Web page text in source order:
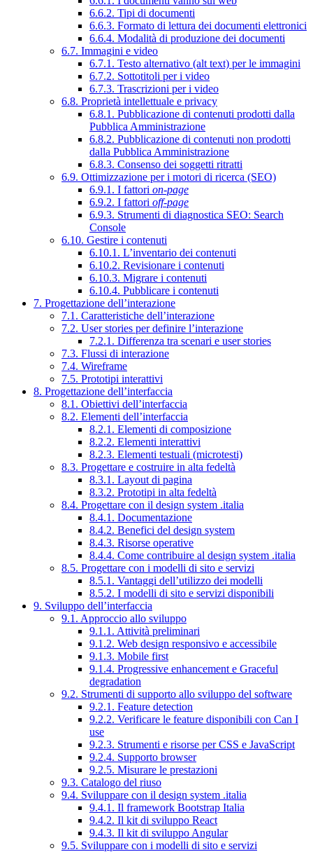
6.6.2. Tipi di documenti
6.6.3. Formato di lettura dei documenti elettronici
6.6.4. Modalità di produzione dei documenti
6.7. Immagini e video
6.7.1. Testo alternativo (alt text) per le immagini
6.7.2. Sottotitoli per i video
6.7.3. Trascrizioni per i video
6.8. Proprietà intellettuale e privacy
6.8.1. Pubblicazione di contenuti prodotti dalla
Pubblica Amministrazione
6.8.2. Pubblicazione di contenuti non prodotti
dalla Pubblica Amministrazione
6.8.3. Consenso dei soggetti ritratti
6.9. Ottimizzazione per i motori di ricerca (SEO)
6.9.1. I fattori on-page
6.9.2. I fattori off-page
6.9.3. Strumenti di diagnostica SEO: Search
Console
6.10. Gestire i contenuti
6.10.1. L’inventario dei contenuti
6.10.2. Revisionare i contenuti
6.10.3. Migrare i contenuti
6.10.4. Pubblicare i contenuti
7. Progettazione dell’interazione
7.1. Caratteristiche dell’interazione
7.2. User stories per definire l’interazione
7.2.1. Differenza tra scenari e user stories
7.3. Flussi di interazione
7.4. Wireframe
7.5. Prototipi interattivi
8. Progettazione dell’interfaccia
8.1. Obiettivi dell’interfaccia
8.2. Elementi dell’interfaccia
8.2.1. Elementi di composizione
8.2.2. Elementi interattivi
8.2.3. Elementi testuali (microtesti)
8.3. Progettare e costruire in alta fedeltà
8.3.1. Layout di pagina
8.3.2. Prototipi in alta fedeltà
8.4. Progettare con il design system .italia
8.4.1. Documentazione
8.4.2. Benefici del design system
8.4.3. Risorse operative
8.4.4. Come contribuire al design system .italia
8.5. Progettare con i modelli di sito e servizi
8.5.1. Vantaggi dell’utilizzo dei modelli
8.5.2. I modelli di sito e servizi disponibili
9. Sviluppo dell’interfaccia
9.1. Approccio allo sviluppo
9.1.1. Attività preliminari
9.1.2. Web design responsivo e accessibile
9.1.3. Mobile first
9.1.4. Progressive enhancement e Graceful
degradation
9.2. Strumenti di supporto allo sviluppo del software
9.2.1. Feature detection
9.2.2. Verificare le feature disponibili con Can I
use
9.2.3. Strumenti e risorse per CSS e JavaScript
9.2.4. Supporto browser
9.2.5. Misurare le prestazioni
9.3. Catalogo del riuso
9.4. Sviluppare con il design system .italia
9.4.1. Il framework Bootstrap Italia
9.4.2. Il kit di sviluppo React
9.4.3. Il kit di sviluppo Angular
9.5. Sviluppare con i modelli di sito e servizi